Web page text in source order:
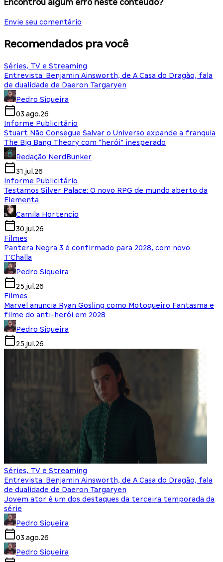
Encontrou algum erro neste conteúdo?
Envie seu comentário
Recomendados pra você
Séries, TV e Streaming
Entrevista: Benjamin Ainsworth, de A Casa do Dragão, fala
de dualidade de Daeron Targaryen
Pedro Siqueira
03.ago.26
Informe Publicitário
Stuart Não Consegue Salvar o Universo expande a franquia
The Big Bang Theory com “herói” inesperado
Redação NerdBunker
31.jul.26
Informe Publicitário
Testamos Silver Palace: O novo RPG de mundo aberto da
Elementa
Camila Hortencio
30.jul.26
Filmes
Pantera Negra 3 é confirmado para 2028, com novo
T'Challa
Pedro Siqueira
25.jul.26
Filmes
Marvel anuncia Ryan Gosling como Motoqueiro Fantasma e
filme do anti-herói em 2028
Pedro Siqueira
25.jul.26
Séries, TV e Streaming
Entrevista: Benjamin Ainsworth, de A Casa do Dragão, fala
de dualidade de Daeron Targaryen
Jovem ator é um dos destaques da terceira temporada da
série
Pedro Siqueira
03.ago.26
Pedro Siqueira